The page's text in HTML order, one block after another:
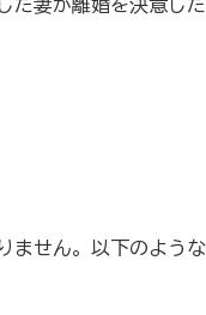
せん。以下のよう